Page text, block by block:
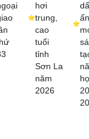
hơi
trung,
cao
tuổi
tỉnh
Sơn La
năm
2026